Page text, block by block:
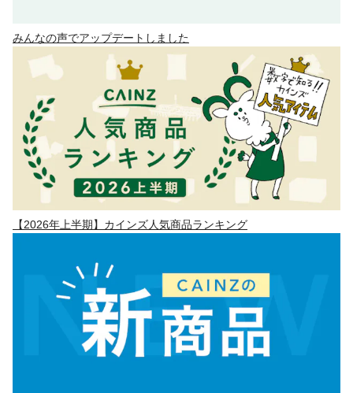
みんなの声でアップデートしました
【2026年上半期】カインズ人気商品ランキング